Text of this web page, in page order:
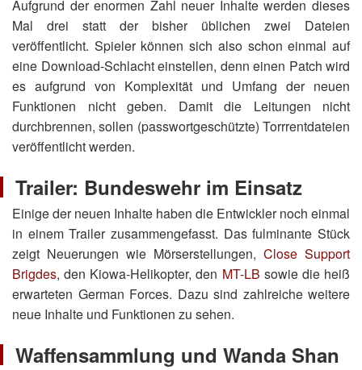
Aufgrund der enormen Zahl neuer Inhalte werden dieses
Mal drei statt der bisher üblichen zwei Dateien
veröffentlicht. Spieler können sich also schon einmal auf
eine Download-Schlacht einstellen, denn einen Patch wird
es aufgrund von Komplexität und Umfang der neuen
Funktionen nicht geben. Damit die Leitungen nicht
durchbrennen, sollen (passwortgeschützte) Torrrentdateien
veröffentlicht werden.
Trailer: Bundeswehr im Einsatz
Einige der neuen Inhalte haben die Entwickler noch einmal
in einem Trailer zusammengefasst. Das fulminante Stück
zeigt Neuerungen wie Mörserstellungen, Close Support
Brigdes, den Kiowa-Helikopter, den MT-LB sowie die heiß
erwarteten German Forces. Dazu sind zahlreiche weitere
neue Inhalte und Funktionen zu sehen.
Waffensammlung und Wanda Shan